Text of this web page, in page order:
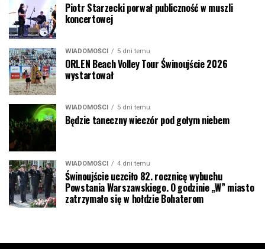
Piotr Starzecki porwał publiczność w muszli
koncertowej
WIADOMOŚCI 5 dni temu
ORLEN Beach Volley Tour Świnoujście 2026
wystartował
WIADOMOŚCI 5 dni temu
Będzie taneczny wieczór pod gołym niebem
WIADOMOŚCI 4 dni temu
Świnoujście uczciło 82. rocznicę wybuchu
Powstania Warszawskiego. O godzinie „W” miasto
zatrzymało się w hołdzie Bohaterom